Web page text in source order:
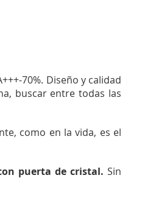
70%. Diseño y calidad
buscar entre todas las
como en la vida, es el
puerta de cristal.Sin